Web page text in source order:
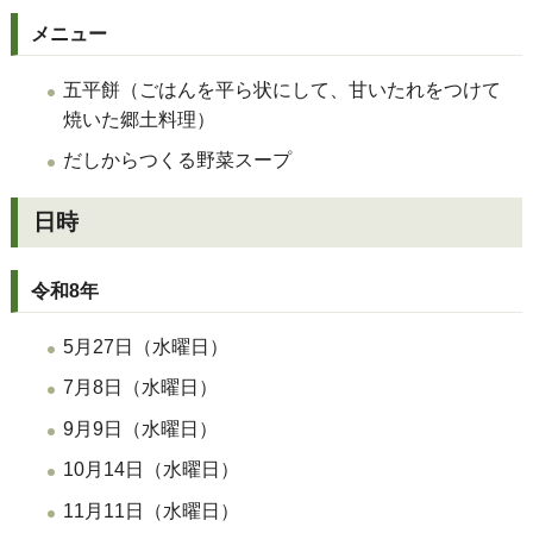
メニュー
五平餅（ごはんを平ら状にして、甘いたれをつけて
焼いた郷土料理）
だしからつくる野菜スープ
日時
令和8年
5月27日（水曜日）
7月8日（水曜日）
9月9日（水曜日）
10月14日（水曜日）
11月11日（水曜日）